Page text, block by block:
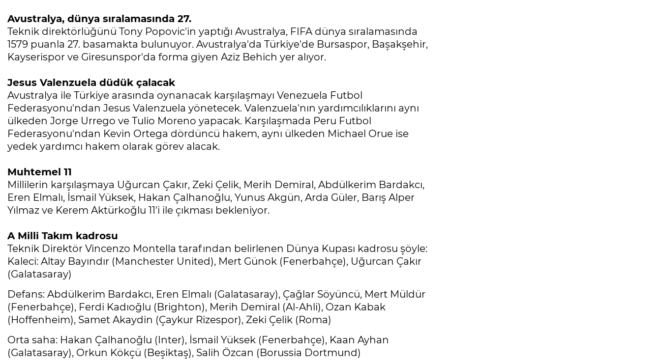
Avustralya, dünya sıralamasında 27.
Teknik direktörlüğünü Tony Popovic'in yaptığı Avustralya, FIFA dünya sıralamasında
1579 puanla 27. basamakta bulunuyor. Avustralya'da Türkiye'de Bursaspor, Başakşehir,
Kayserispor ve Giresunspor'da forma giyen Aziz Behich yer alıyor.
Jesus Valenzuela düdük çalacak
Avustralya ile Türkiye arasında oynanacak karşılaşmayı Venezuela Futbol
Federasyonu'ndan Jesus Valenzuela yönetecek. Valenzuela'nın yardımcılıklarını aynı
ülkeden Jorge Urrego ve Tulio Moreno yapacak. Karşılaşmada Peru Futbol
Federasyonu'ndan Kevin Ortega dördüncü hakem, aynı ülkeden Michael Orue ise
yedek yardımcı hakem olarak görev alacak.
Muhtemel 11
Millilerin karşılaşmaya Uğurcan Çakır, Zeki Çelik, Merih Demiral, Abdülkerim Bardakcı,
Eren Elmalı, İsmail Yüksek, Hakan Çalhanoğlu, Yunus Akgün, Arda Güler, Barış Alper
Yılmaz ve Kerem Aktürkoğlu 11'i ile çıkması bekleniyor.
A Milli Takım kadrosu
Teknik Direktör Vincenzo Montella tarafından belirlenen Dünya Kupası kadrosu şöyle:
Kaleci: Altay Bayındır (Manchester United), Mert Günok (Fenerbahçe), Uğurcan Çakır
(Galatasaray)
Defans: Abdülkerim Bardakcı, Eren Elmalı (Galatasaray), Çağlar Söyüncü, Mert Müldür
(Fenerbahçe), Ferdi Kadıoğlu (Brighton), Merih Demiral (Al-Ahli), Ozan Kabak
(Hoffenheim), Samet Akaydin (Çaykur Rizespor), Zeki Çelik (Roma)
Orta saha: Hakan Çalhanoğlu (Inter), İsmail Yüksek (Fenerbahçe), Kaan Ayhan
(Galatasaray), Orkun Kökçü (Beşiktaş), Salih Özcan (Borussia Dortmund)